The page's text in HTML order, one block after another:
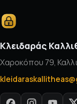
Κλειδαράς
Χαροκόπου 79,